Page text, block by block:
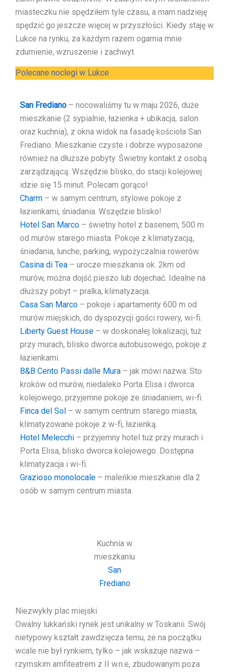
miasteczku nie spędziłem tyle czasu, a mam nadzieję
spędzić go jeszcze więcej w przyszłości. Kiedy staję w
Lukce na rynku, za każdym razem ogarnia mnie
zdumienie, wzruszenie i zachwyt.
Polecane noclegi w Lukce
San Frediano – nocowaliśmy tu w maju 2026, duże
mieszkanie (2 sypialnie, łazienka + ubikacja, salon
oraz kuchnia), z okna widok na fasadę kościoła San
Frediano. Mieszkanie czyste i dobrze wyposażone
również na dłuższe pobyty. Świetny kontakt z osobą
zarządzającą. Wszędzie blisko, do stacji kolejowej
idzie się 15 minut. Polecam gorąco!
Charm – w samym centrum, stylowe pokoje z
łazienkami, śniadania. Wszędzie blisko!
Hotel San Marco – świetny hotel z basenem, 500 m
od murów starego miasta. Pokoje z klimatyzacją,
śniadania, lunche, parking, wypożyczalnia rowerów.
Casina di Tea – urocze mieszkania ok. 2km od
murów, można dojść pieszo lub dojechać. Idealne na
dłuższy pobyt – pralka, klimatyzacja.
Casa San Marco – pokoje i apartamenty 600 m od
murów miejskich, do dyspozycji gości rowery, wi-fi.
Liberty Guest House – w doskonałej lokalizacji, tuż
przy murach, blisko dworca autobusowego, pokoje z
łazienkami.
B&B Cento Passi dalle Mura – jak mówi nazwa: Sto
kroków od murów, niedaleko Porta Elisa i dworca
kolejowego, przyjemne pokoje ze śniadaniem, wi-fi.
Finca del Sol – w samym centrum starego miasta,
klimatyzowane pokoje z w-fi, łazienką.
Hotel Melecchi – przyjemny hotel tuz przy murach i
Porta Elisa, blisko dworca kolejowego. Dostępna
klimatyzacja i wi-fi.
Grazioso monolocale – maleńkie mieszkanie dla 2
osób w samym centrum miasta.
Kuchnia w
mieszkaniu
San
Frediano
Niezwykły plac miejski
Owalny lukkański rynek jest unikalny w Toskanii. Swój
nietypowy kształt zawdzięcza temu, że na początku
wcale nie był rynkiem, tylko – jak wskazuje nazwa –
rzymskim amfiteatrem z II w.n.e, zbudowanym poza